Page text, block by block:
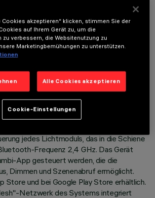
DATEN
mit 5 optischen Elementen, komplett
Material enthält die DC/DC-
mit Bluetooth-Protokoll. Die integrierte
jedes Lichtmoduls, das in die Schiene
Frequenz 2,4 GHz. Das Gerät
App gesteuert werden, die die
Dimmen und Szenenabruf ermöglicht.
Store und bei Google Play Store erhältlich.
Netzwerk des Systems integriert
Cookies akzeptieren“ klicken, stimmen Sie der
auf Ihrem Gerät zu, um die
zu verbessern, die Websitenutzung zu
Marketingbemühungen zu unterstützen.
Alle Cookies akzeptieren
Cookie-Einstellungen